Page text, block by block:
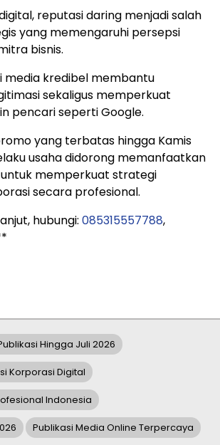
reputasi daring menjadi salah
yang memengaruhi persepsi
bisnis.
media kredibel membantu
sekaligus memperkuat
pencari seperti Google.
yang terbatas hingga Kamis
usaha didorong memanfaatkan
memperkuat strategi
secara profesional.
hubungi: 085315557788,
Hingga Juli 2026
Korporasi Digital
Indonesia
Publikasi Media Online Terpercaya